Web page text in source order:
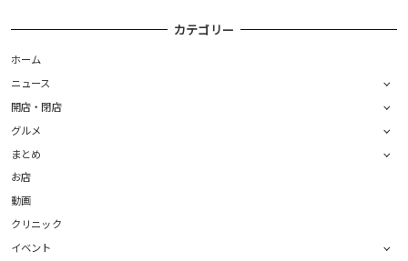
カテゴリー
ホーム
ニュース
開店・閉店
グルメ
まとめ
お店
動画
クリニック
イベント